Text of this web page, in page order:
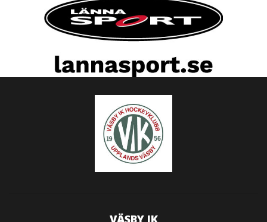
VÄSBY IK